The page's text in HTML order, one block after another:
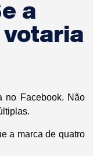
a
votaria
no Facebook. Não
a marca de quatro